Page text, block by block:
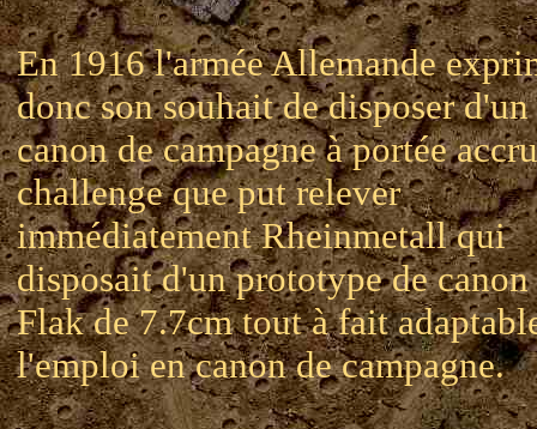
En 1916 l'armée Allemande
donc son souhait de disposer d'un
canon de campagne à portée
challenge que put relever
immédiatement Rheinmetall qui
disposait d'un prototype de canon
Flak de 7.7cm tout à fait
l'emploi en canon de campagne.